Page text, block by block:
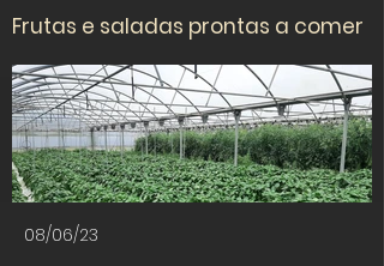
Frutas e saladas prontas a comer
08/06/23